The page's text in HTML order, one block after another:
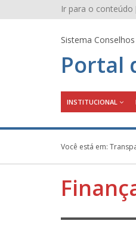
Ir para o conteúdo
Sistema
Portal
INSTITUCIONAL
Você está em: